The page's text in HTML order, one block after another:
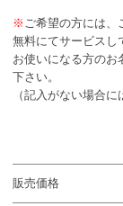
※ ご希望の方には
無料にてサービスし
お使いになる方のお
下さい。
（記入がない場合
販売価格